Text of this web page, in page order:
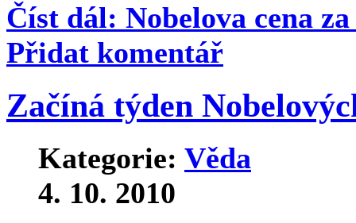
Číst dál: Nobelova cena
Přidat komentář
Začíná týden
Kategorie: Věda
4. 10. 2010